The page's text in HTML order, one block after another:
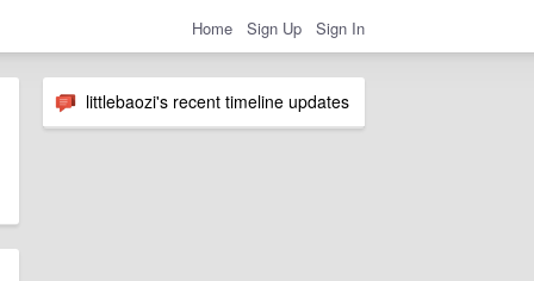
Home Sign Up Sign In
littlebaozi's recent timeline updates